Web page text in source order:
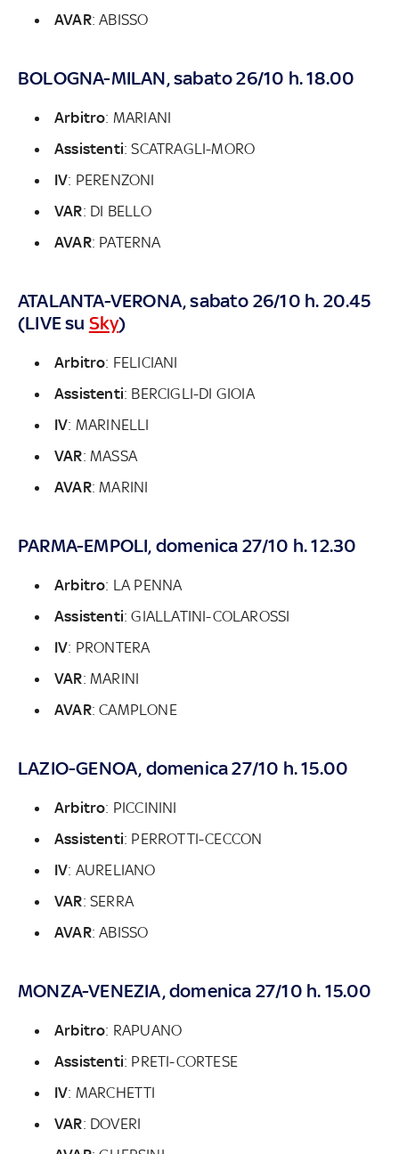
AVAR: ABISSO
BOLOGNA-MILAN, sabato 26/10 h. 18.00
Arbitro: MARIANI
Assistenti: SCATRAGLI-MORO
IV: PERENZONI
VAR: DI BELLO
AVAR: PATERNA
ATALANTA-VERONA, sabato 26/10 h. 20.45
(LIVE su Sky)
Arbitro: FELICIANI
Assistenti: BERCIGLI-DI GIOIA
IV: MARINELLI
VAR: MASSA
AVAR: MARINI
PARMA-EMPOLI, domenica 27/10 h. 12.30
Arbitro: LA PENNA
Assistenti: GIALLATINI-COLAROSSI
IV: PRONTERA
VAR: MARINI
AVAR: CAMPLONE
LAZIO-GENOA, domenica 27/10 h. 15.00
Arbitro: PICCININI
Assistenti: PERROTTI-CECCON
IV: AURELIANO
VAR: SERRA
AVAR: ABISSO
MONZA-VENEZIA, domenica 27/10 h. 15.00
Arbitro: RAPUANO
Assistenti: PRETI-CORTESE
IV: MARCHETTI
VAR: DOVERI